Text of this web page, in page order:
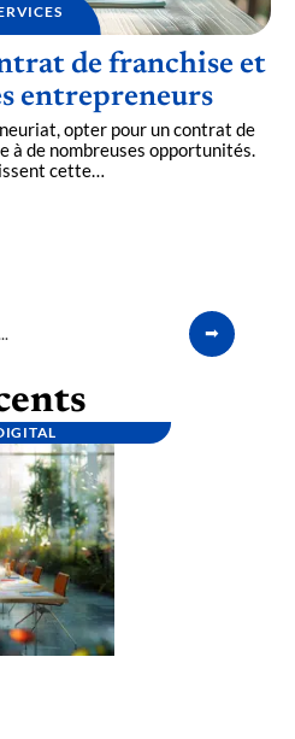
de franchise et
entrepreneurs
opter pour un contrat de
à de nombreuses opportunités.
cette…